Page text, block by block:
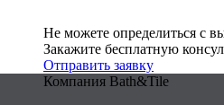
Не можете определиться с
Закажите бесплатную
Отправить заявку
Компания Bath&Tile